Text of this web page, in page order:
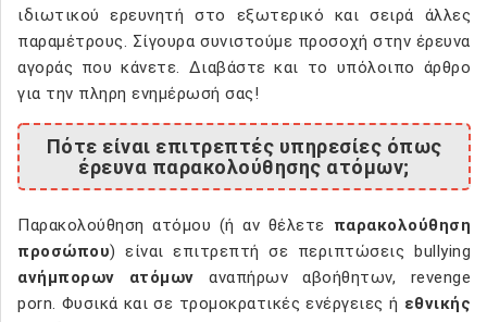
ιδιωτικού ερευνητή στο εξωτερικό και σειρά άλλες
παραμέτρους. Σίγουρα συνιστούμε προσοχή στην έρευνα
αγοράς που κάνετε. Διαβάστε και το υπόλοιπο άρθρο
για την πληρη ενημέρωσή σας!
Πότε είναι επιτρεπτές υπηρεσίες όπως
έρευνα παρακολούθησης ατόμων;
Παρακολούθηση ατόμου (ή αν θέλετε παρακολούθηση
προσώπου) είναι επιτρεπτή σε περιπτώσεις bullying
ανήμπορων ατόμων αναπήρων αβοήθητων, revenge
porn. Φυσικά και σε τρομοκρατικές ενέργειες ή εθνικής